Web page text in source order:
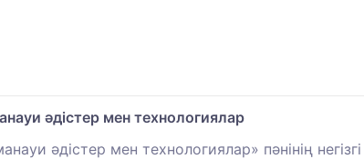
әдістер мен технологиялар
әдістер мен технологиялар» пәнінің